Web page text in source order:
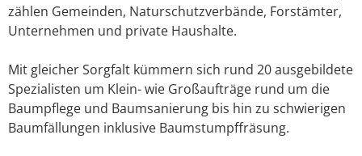
zählen Gemeinden, Naturschutzverbände, Forstämter,
Unternehmen und private Haushalte.
Mit gleicher Sorgfalt kümmern sich rund 20 ausgebildete
Spezialisten um Klein- wie Großaufträge rund um die
Baumpflege und Baumsanierung bis hin zu schwierigen
Baumfällungen inklusive Baumstumpffräsung.